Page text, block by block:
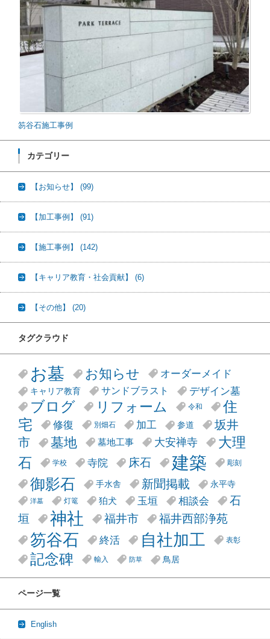
笏谷石施工事例
カテゴリー
【お知らせ】 (99)
【加工事例】 (91)
【施工事例】 (142)
【キャリア教育・社会貢献】 (6)
【その他】 (20)
タグクラウド
お墓 お知らせ オーダーメイド
キャリア教育 サンドブラスト デザイン墓
ブログ リフォーム 令和
住
宅
修復 別畑石 加工 参道
坂井
市
墓地 墓地工事 大安禅寺
大理
石
学校 寺院 床石 建築 彫刻
御影石 手水舎 新聞掲載 永平寺
洋墓 灯篭 狛犬 玉垣 相談会
石
垣
神社 福井市 福井西部浄苑
笏谷石 終活 自社加工 表彰
記念碑 輸入 防草 鳥居
ページ一覧
English